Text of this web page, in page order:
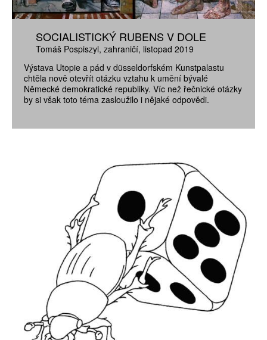
SOCIALISTICKÝ RUBENS V DOLE
Tomáš Pospiszyl zahraničí listopad 2019
Výstava Utopie a pád v düsseldorfském Kunstpalastu
chtěla nově otevřít otázku vztahu k umění bývalé
Německé demokratické republiky. Víc než řečnické otázky
by si však toto téma zasloužilo i nějaké odpovědi.